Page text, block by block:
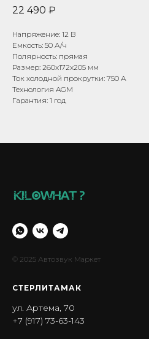
22 490 ₽
Напряжение: 12 В
Емкость: 50 А/ч
Полярность: прямая
Размер: 260x172x205 мм
Ток холодной прокрутки: 750 А
Технология AGM
Гарантия: 1 год
© 2025 Автозвук Маркет
СТЕРЛИТАМАК
ул. Артема, 70
+7 (917) 73-63-143